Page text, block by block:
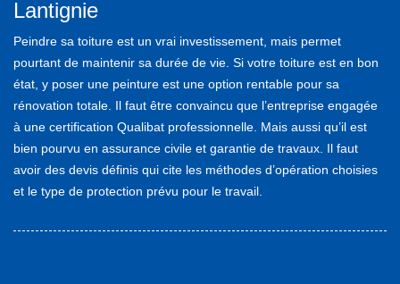
Lantignie
Peindre sa toiture est un vrai investissement, mais permet
pourtant de maintenir sa durée de vie. Si votre toiture est en bon
état, y poser une peinture est une option rentable pour sa
rénovation totale. Il faut être convaincu que l’entreprise engagée
à une certification Qualibat professionnelle. Mais aussi qu’il est
bien pourvu en assurance civile et garantie de travaux. Il faut
avoir des devis définis qui cite les méthodes d’opération choisies
et le type de protection prévu pour le travail.